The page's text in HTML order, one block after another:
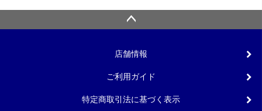
店舗情報
ご利用ガイド
特定商取引法に基づく表示